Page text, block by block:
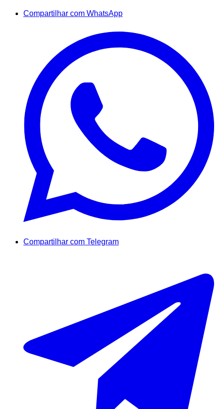
Compartilhar com WhatsApp
Compartilhar com Telegram